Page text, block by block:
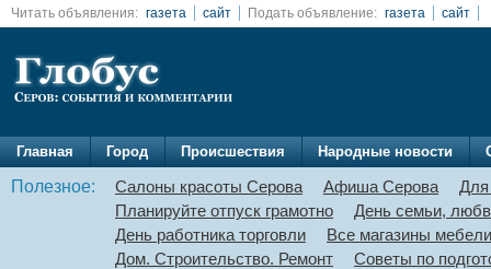
Читать объявления: газета сайт Подать объявление: газета сайт
Главная Город Происшествия Народные новости
Полезное: Салоны красоты Серова Афиша Серова
Для
Планируйте отпуск грамотно
День семьи,
День работника торговли
Все магазины мебели
Дом. Строительство. Ремонт
Советы по